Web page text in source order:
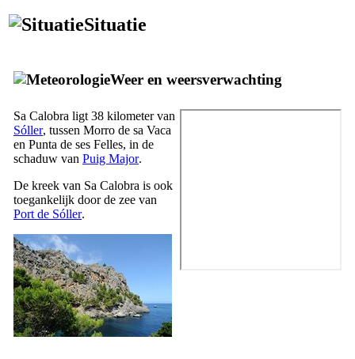
Situatie
Weer en weersverwachting
Sa Calobra ligt 38 kilometer van
Sóller, tussen Morro de sa Vaca
en Punta de ses Felles, in de
schaduw van Puig Major.
De kreek van Sa Calobra is ook
toegankelijk door de zee van
Port de Sóller.